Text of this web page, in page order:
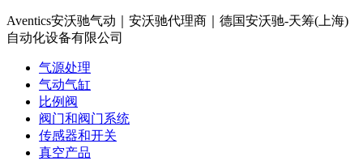
Aventics安沃驰气动｜安沃驰代理商｜德国安沃驰-天筹(上海)
自动化设备有限公司
气源处理
气动气缸
比例阀
阀门和阀门系统
传感器和开关
真空产品